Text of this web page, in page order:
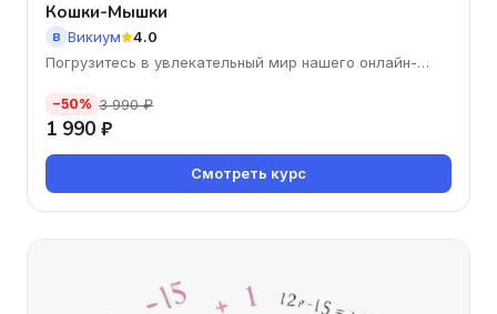
Кошки-Мышки
В Викиум
4.0
Погрузитесь в увлекательный мир нашего онлайн-
−50% 3 990 ₽
1 990 ₽
Смотреть курс